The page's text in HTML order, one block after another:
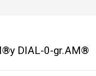
DIAL-0-gr.AM®